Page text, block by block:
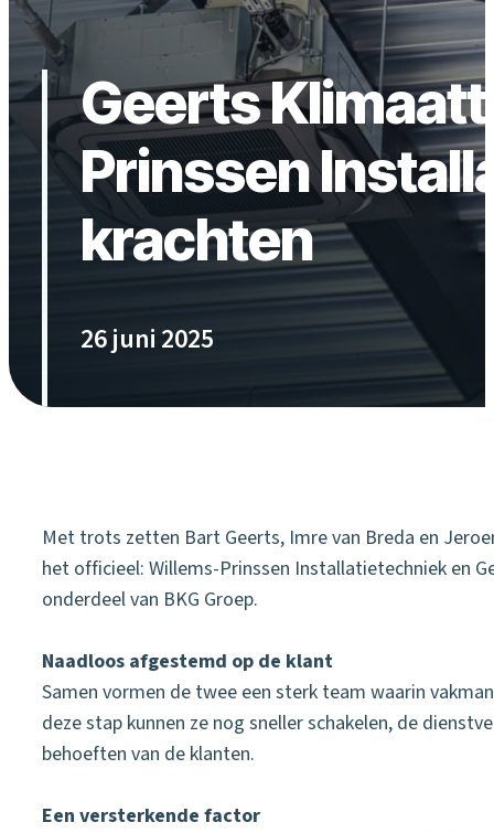
Geerts
Prinssen
krachten
26 juni 2025
Met trots zetten Bart Geerts, Imre van Breda en
het officieel: Willems-Prinssen Installatietechniek en
onderdeel van BKG Groep.
Naadloos afgestemd op de klant
Samen vormen de twee een sterk team waarin
deze stap kunnen ze nog sneller schakelen, de
behoeften van de klanten.
Een versterkende factor